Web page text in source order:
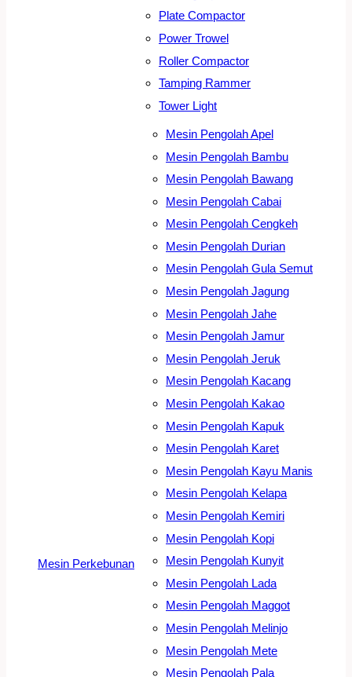
Plate Compactor
Power Trowel
Roller Compactor
Tamping Rammer
Tower Light
Mesin Perkebunan
Mesin Pengolah Apel
Mesin Pengolah Bambu
Mesin Pengolah Bawang
Mesin Pengolah Cabai
Mesin Pengolah Cengkeh
Mesin Pengolah Durian
Mesin Pengolah Gula Semut
Mesin Pengolah Jagung
Mesin Pengolah Jahe
Mesin Pengolah Jamur
Mesin Pengolah Jeruk
Mesin Pengolah Kacang
Mesin Pengolah Kakao
Mesin Pengolah Kapuk
Mesin Pengolah Karet
Mesin Pengolah Kayu Manis
Mesin Pengolah Kelapa
Mesin Pengolah Kemiri
Mesin Pengolah Kopi
Mesin Pengolah Kunyit
Mesin Pengolah Lada
Mesin Pengolah Maggot
Mesin Pengolah Melinjo
Mesin Pengolah Mete
Mesin Pengolah Pala